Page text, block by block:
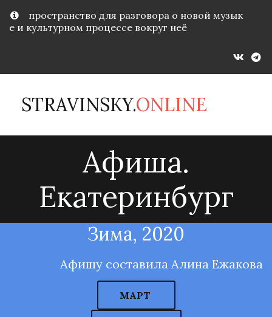
пространство для разговора о новой музык
е и культурном процессе вокруг неё
STRAVINSKY.ONLINE
Афиша.
Екатеринбург
Зима, 2020
Афишу составила Алина Ежакова
МАРТ